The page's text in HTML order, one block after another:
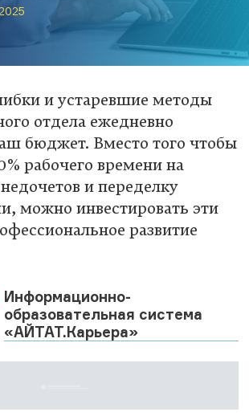
и устаревшие методы
отдела ежедневно
бюджет. Вместо того чтобы
рабочего времени на
и переделку
можно инвестировать эти
развитие
Информационно-
образовательная система
«АЙТАТ.Карьера»